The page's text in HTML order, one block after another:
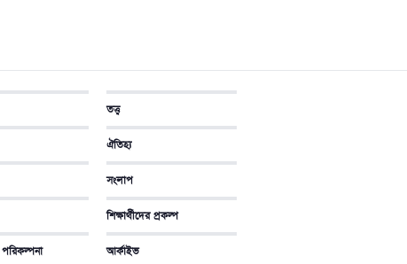
তত্ত্ব
ঐতিহ্য
সংলাপ
শিক্ষার্থীদের প্রকল্প
আর্কাইভ